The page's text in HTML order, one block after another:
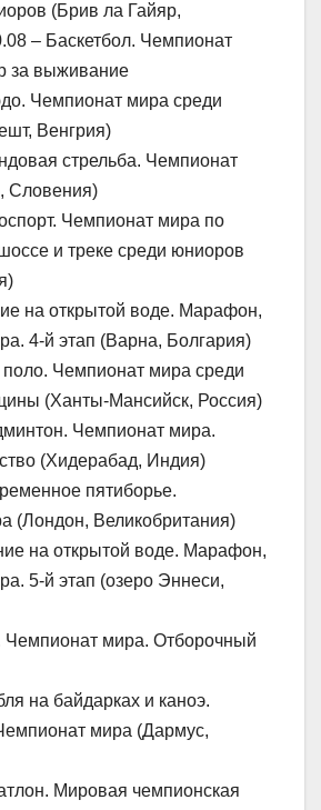
(Брив ла Гайяр,
– Баскетбол. Чемпионат
за выживание
Чемпионат мира среди
Венгрия)
стрельба. Чемпионат
Словения)
Чемпионат мира по
и треке среди юниоров
на открытой воде. Марафон,
4-й этап (Варна, Болгария)
Чемпионат мира среди
(Ханты-Мансийск, Россия)
Чемпионат мира.
(Хидерабад, Индия)
пятиборье.
(Лондон, Великобритания)
на открытой воде. Марафон,
5-й этап (озеро Эннеси,
Чемпионат мира. Отборочный
на байдарках и каноэ.
мира (Дармус,
Мировая чемпионская